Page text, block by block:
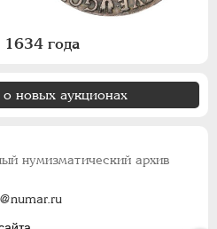
1634 года
о новых аукционах
нумизматический архив